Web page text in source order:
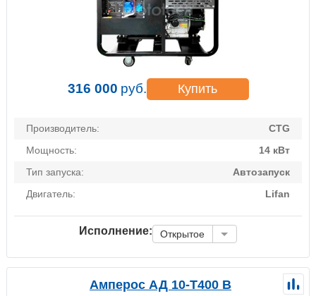
316 000 руб. Купить
Производитель:
CTG
Мощность:
14 кВт
Тип запуска:
Автозапуск
Двигатель:
Lifan
Исполнение: Открытое
Амперос АД 10-Т400 B